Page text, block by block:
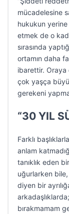
mücadelesine
hukukun
etmek de o
sırasında
ortamın daha
ibarettir.
çok yaşça
gerekeni
“30 YIL
Farklı
anlam
tanıklık eden
uğurlarken bile,
diyen bir
bırakmamam